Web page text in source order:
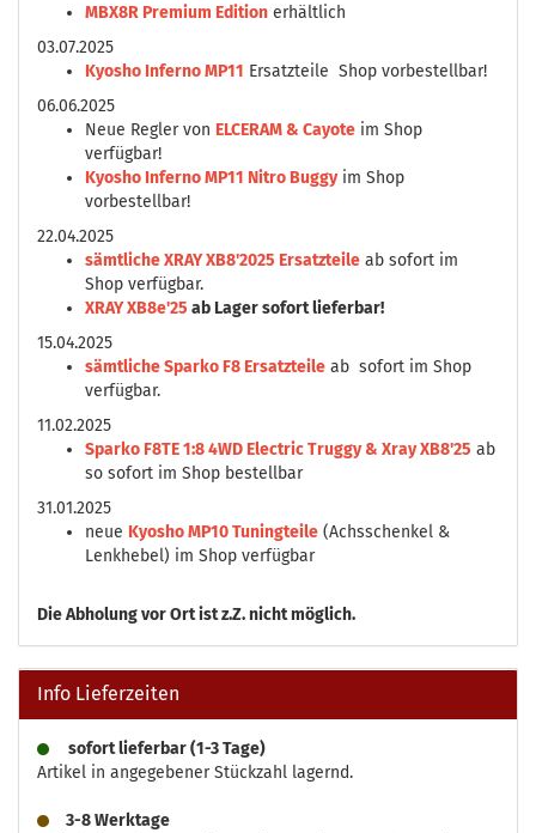
MBX8R Premium Edition erhältlich
03.07.2025
Kyosho Inferno MP11 Ersatzteile Shop vorbestellbar!
06.06.2025
Neue Regler von ELCERAM & Cayote im Shop
verfügbar!
Kyosho Inferno MP11 Nitro Buggyim Shop
vorbestellbar!
22.04.2025
sämtliche XRAY XB8'2025 Ersatzteile ab sofort im
Shop verfügbar.
XRAY XB8e'25 ab Lager sofort lieferbar!
15.04.2025
sämtliche Sparko F8 Ersatzteile ab sofort im Shop
verfügbar.
11.02.2025
Sparko F8TE 1:8 4WD Electric Truggy & Xray XB8'25 ab
so sofort im Shop bestellbar
31.01.2025
neue Kyosho MP10 Tuningteile (Achsschenkel &
Lenkhebel) im Shop verfügbar
DieAbholung vor Ort ist z.Z. nicht möglich.
Info Lieferzeiten
sofort lieferbar (1-3 Tage)
Artikel in angegebener Stückzahl lagernd.
3-8 Werktage